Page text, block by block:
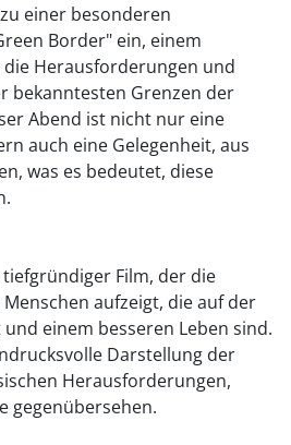
einer besonderen
Border" ein, einem
die Herausforderungen und
bekanntesten Grenzen der
Abend ist nicht nur eine
auch eine Gelegenheit, aus
was es bedeutet, diese
Film, der die
aufzeigt, die auf der
einem besseren Leben sind.
Darstellung der
Herausforderungen,
gegenübersehen.